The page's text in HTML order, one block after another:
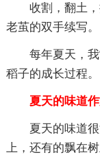
收割，翻土
老茧的双手续写。
每年夏天，
稻子的成长过程。
夏天的味道作
夏天的味道
上，还有的飘在